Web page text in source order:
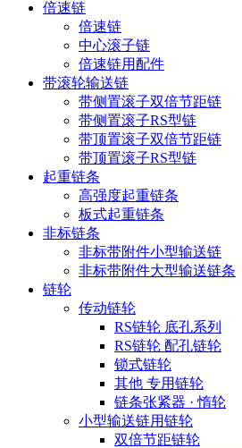
倍速链
倍速链
中心滚子链
倍速链用配件
带滚轮输送链
带侧置滚子双倍节距链
带侧置滚子RS型链
带顶置滚子双倍节距链
带顶置滚子RS型链
起重链条
高强度起重链条
板式起重链条
非标链条
非标带附件小型输送链
非标带附件大型输送链条
链轮
传动链轮
RS链轮 底孔系列
RS链轮 配孔链轮
锁式链轮
其他 专用链轮
链条张紧器 · 惰轮
小型输送链用链轮
双倍节距链轮